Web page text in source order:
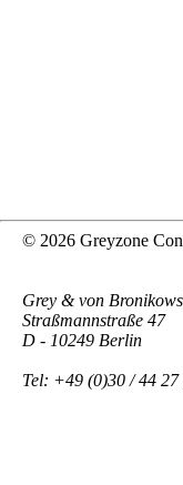
© 2026 Greyzone
Grey & von
Straßmannstraße 47
D - 10249 Berlin
Tel: +49 (0)30 / 44 27